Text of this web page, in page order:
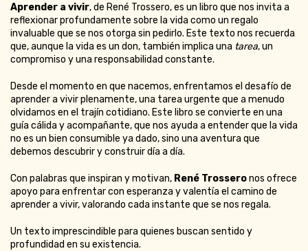
Aprender a vivir, de René Trossero, es un libro que nos invita a
reflexionar profundamente sobre la vida como un regalo
invaluable que se nos otorga sin pedirlo. Este texto nos recuerda
que, aunque la vida es un don, también implica una tarea, un
compromiso y una responsabilidad constante.
Desde el momento en que nacemos, enfrentamos el desafío de
aprender a vivir plenamente, una tarea urgente que a menudo
olvidamos en el trajín cotidiano. Este libro se convierte en una
guía cálida y acompañante, que nos ayuda a entender que la vida
no es un bien consumible ya dado, sino una aventura que
debemos descubrir y construir día a día.
Con palabras que inspiran y motivan, René Trosseronos ofrece
apoyo para enfrentar con esperanza y valentía el camino de
aprender a vivir, valorando cada instante que se nos regala.
Un texto imprescindible para quienes buscan sentido y
profundidad en su existencia.